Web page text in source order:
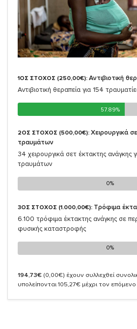
1ΟΣ ΣΤΟΧΟΣ (250,00€): Αντιβιοτική
Αντιβιοτική θεραπεία για 154
57.89%
57.89%
2ΟΣ ΣΤΟΧΟΣ (500,00€): Χειρουργικά
τραυμάτων
34 χειρουργικά σετ έκτακτης ανάγκης
τραυμάτων
0%
0%
3ΟΣ ΣΤΟΧΟΣ (1.000,00€): Τρόφιμα
6.100 τρόφιμα έκτακτης ανάγκης σε
φυσικής καταστροφής
0%
0%
194,73€ (0,00€) έχουν συλλεχθεί
υπολείπονται 105,27€ μέχρι τον